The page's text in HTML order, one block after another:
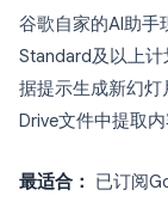
谷歌自家的AI助手
Standard及以上
据提示生成新幻
Drive文件中提取内
最适合：
已订阅